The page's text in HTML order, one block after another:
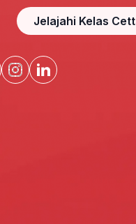
Jelajahi Kelas